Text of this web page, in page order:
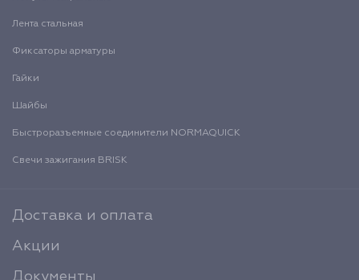
Лента стальная
Фиксаторы арматуры
Гайки
Шайбы
Быстроразъемные соединители NORMAQUICK
Свечи зажигания BRISK
Доставка и оплата
Акции
Документы